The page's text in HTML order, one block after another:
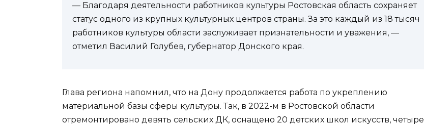
— Благодаря деятельности работников культуры Ростовская область сохраняет
статус одного из крупных культурных центров страны. За это каждый из 18 тысяч
работников культуры области заслуживает признательности и уважения, —
отметил Василий Голубев, губернатор Донского края.
Глава региона напомнил, что на Дону продолжается работа по укреплению
материальной базы сферы культуры. Так, в 2022-м в Ростовской области
отремонтировано девять сельских ДК, оснащено 20 детских школ искусств, четыре